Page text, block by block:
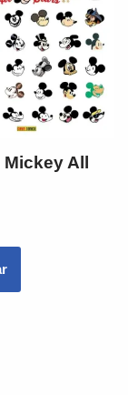
All